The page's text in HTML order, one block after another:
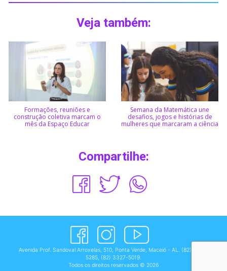
Veja também:
Formações, reuniões e
construção coletiva marcam o
mês da Espaço Educar
Semana da Matemática une
desafios, jogos e histórias de
mulheres que marcaram a ciência
Compartilhe:
Avenida Prof. Sandoval Arroxelas, 510, Ponta Verde, Maceió - AL. (82) 3327-
5285, (82) 3327-5019.
Todos os direitos reservados © 2026